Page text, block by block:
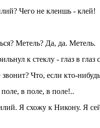
Чего не клеишь - клей!
Метель? Да, да. Метель.
к стеклу - глаз в
Что, если кто-
в поле, в поле!..
Я схожу к Никону. Я